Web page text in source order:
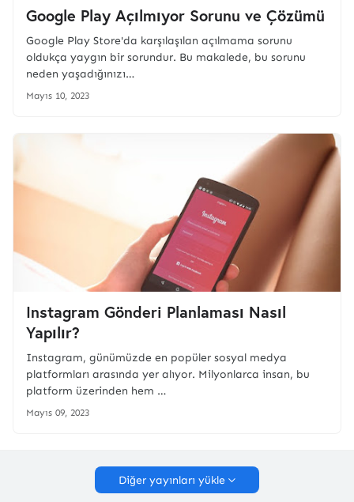
Google Play Açılmıyor Sorunu ve Çözümü
Google Play Store'da karşılaşılan açılmama sorunu
oldukça yaygın bir sorundur. Bu makalede, bu sorunu
neden yaşadığınızı…
Mayıs 10, 2023
Instagram Gönderi Planlaması Nasıl
Yapılır?
Instagram, günümüzde en popüler sosyal medya
platformları arasında yer alıyor. Milyonlarca insan, bu
platform üzerinden hem …
Mayıs 09, 2023
Diğer yayınları yükle